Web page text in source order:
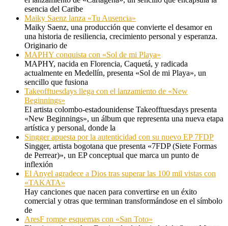
esencia del Caribe
Maiky Saenz lanza «Tu Ausencia»
Maiky Saenz, una producción que convierte el desamor en
una historia de resiliencia, crecimiento personal y esperanza.
Originario de
MAPHY conquista con «Sol de mi Playa»
MAPHY, nacida en Florencia, Caquetá, y radicada
actualmente en Medellín, presenta «Sol de mi Playa», un
sencillo que fusiona
Takeofftuesdays llega con el lanzamiento de «New
Beginnings»
El artista colombo-estadounidense Takeofftuesdays presenta
«New Beginnings», un álbum que representa una nueva etapa
artística y personal, donde la
Singger apuesta por la autenticidad con su nuevo EP 7FDP
Singger, artista bogotana que presenta «7FDP (Siete Formas
de Perrear)», un EP conceptual que marca un punto de
inflexión
El Anyel agradece a Dios tras superar las 100 mil vistas con
«TAKATA»
Hay canciones que nacen para convertirse en un éxito
comercial y otras que terminan transformándose en el símbolo
de
AresF rompe esquemas con «San Toto»